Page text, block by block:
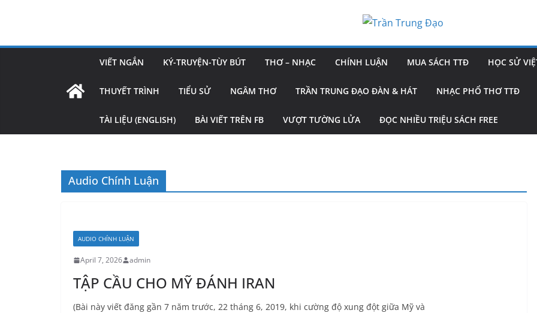
VIẾT NGẮN KÝ-TRUYỆN-TÙY BÚT THƠ – NHẠC CHÍNH LUẬN MUA SÁCH TTĐ HỌC SỬ
THUYẾT TRÌNH TIỂU SỬ NGÂM THƠ TRẦN TRUNG ĐẠO ĐÀN & HÁT NHẠC PHỔ THƠ TTĐ
TÀI LIỆU (ENGLISH) BÀI VIẾT TRÊN FB VƯỢT TƯỜNG LỬA ĐỌC NHIỀU TRIỆU SÁCH FREE
Audio Chính Luận
AUDIO CHÍNH LUẬN
April 7, 2026 admin
TẬP CẦU CHO MỸ ĐÁNH IRAN
(Bài này viết đăng gần 7 năm trước, 22 tháng 6, 2019, khi cường độ xung đột giữa Mỹ và